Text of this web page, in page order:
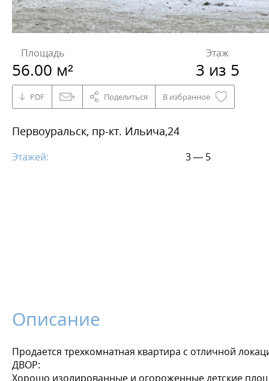
Площадь
56.00 м²
Этаж
3 из 5
PDF Поделиться В избранное
Первоуральск, пр-кт. Ильича,24
Этажей: 3 — 5
Описание
Продается трехкомнатная квартира с отличной
ДВОР:
Хорошо изолированные и огороженные детские